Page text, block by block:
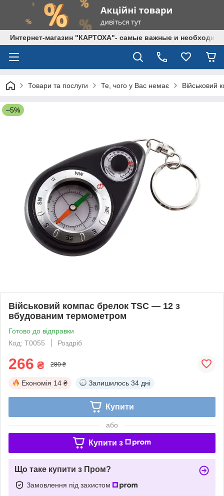
Интернет-магазин "КАРТОХА"- самые важные и
Товари та послуги Те, чого у Вас немає Військовий
–5%
Військовий компас брелок TSC — 12 з
вбудованим термометром
Готово до відправки
Код: T0055
Роздріб
266 ₴ 280 ₴
Економія 14 ₴ Залишилось 34 дні
Купити
або
Купити з
Що таке купити з Пром?
Замовлення під захистом